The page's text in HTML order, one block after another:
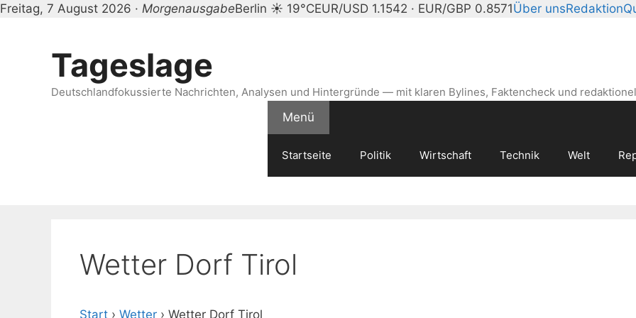
Freitag, 7 August 2026 · MorgenausgabeBerlin ☀ 19°CEUR/USD 1.1542 · EUR/GBP 0.8571Über unsRedaktion
Tageslage
Deutschlandfokussierte Nachrichten, Analysen und Hintergründe — mit klaren Bylines, Faktencheck und
Menü
Startseite Politik Wirtschaft Technik Welt
Wetter Dorf Tirol
Start › Wetter › Wetter Dorf Tirol